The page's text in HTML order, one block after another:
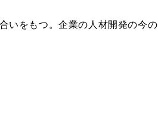
いをもつ。企業の人材開発の今の